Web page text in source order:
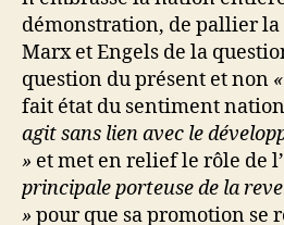
démonstration, de pallier
Marx et Engels de la
question du présent et non
fait état du sentiment
agit sans lien avec le
» et met en relief le rôle de
principale porteuse de la
» pour que sa promotion se